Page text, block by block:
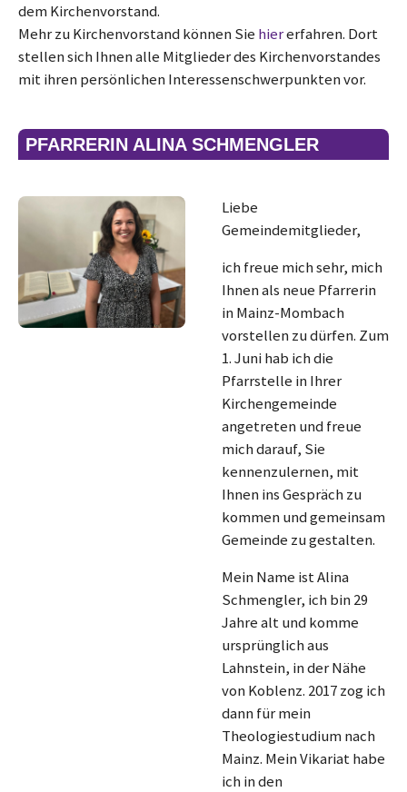
dem Kirchenvorstand.
Mehr zu Kirchenvorstand können Sie hiererfahren. Dort
stellen sich Ihnen alle Mitglieder des Kirchenvorstandes
mit ihren persönlichen Interessenschwerpunkten vor.
PFARRERIN ALINA SCHMENGLER
Liebe
Gemeindemitglieder,
ich freue mich sehr, mich
Ihnen als neue Pfarrerin
in Mainz-Mombach
vorstellen zu dürfen. Zum
1. Juni hab ich die
Pfarrstelle in Ihrer
Kirchengemeinde
angetreten und freue
mich darauf, Sie
kennenzulernen, mit
Ihnen ins Gespräch zu
kommen und gemeinsam
Gemeinde zu gestalten.
Mein Name ist Alina
Schmengler, ich bin 29
Jahre alt und komme
ursprünglich aus
Lahnstein, in der Nähe
von Koblenz. 2017 zog ich
dann für mein
Theologiestudium nach
Mainz. Mein Vikariat habe
ich in den